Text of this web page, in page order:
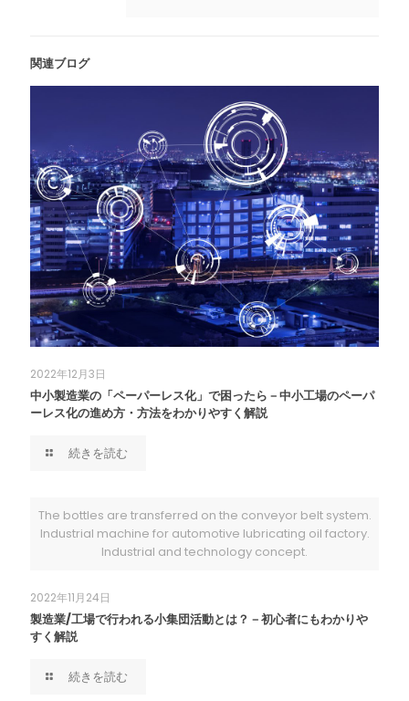
関連ブログ
2022年12月3日
中小製造業の「ペーパーレス化」で困ったら－中小工場のペーパ
ーレス化の進め方・方法をわかりやすく解説
続きを読む
The bottles are transferred on the conveyor belt system.
Industrial machine for automotive lubricating oil factory.
Industrial and technology concept.
2022年11月24日
製造業/工場で行われる小集団活動とは？－初心者にもわかりや
すく解説
続きを読む